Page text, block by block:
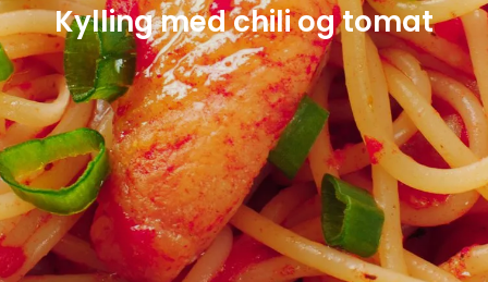
Kylling med chili og tomat